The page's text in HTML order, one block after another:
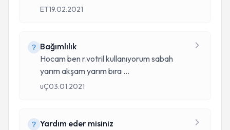
ET19.02.2021
Bağımlılık
Hocam ben r.votril kullanıyorum sabah
yarım akşam yarım bıra ...
uÇ03.01.2021
Yardım eder misiniz